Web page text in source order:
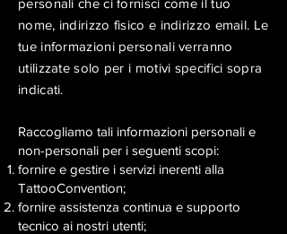
personali che ci fornisci come il tuo
nome, indirizzo fisico e indirizzo email. Le
tue informazioni personali verranno
utilizzate solo per i motivi specifici sopra
indicati.
Raccogliamo tali informazioni personali e
non-personali per i seguenti scopi:
fornire e gestire i servizi inerenti alla
TattooConvention;
fornire assistenza continua e supporto
tecnico ai nostri utenti;